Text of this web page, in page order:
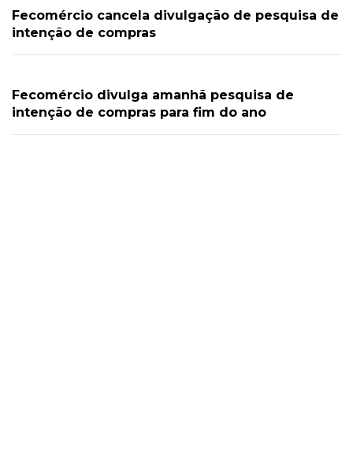
Fecomércio cancela divulgação de pesquisa de
intenção de compras
Fecomércio divulga amanhã pesquisa de
intenção de compras para fim do ano